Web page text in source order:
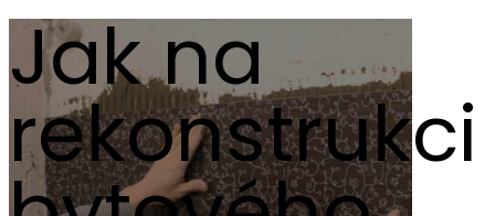
Jak na
rekonstrukci